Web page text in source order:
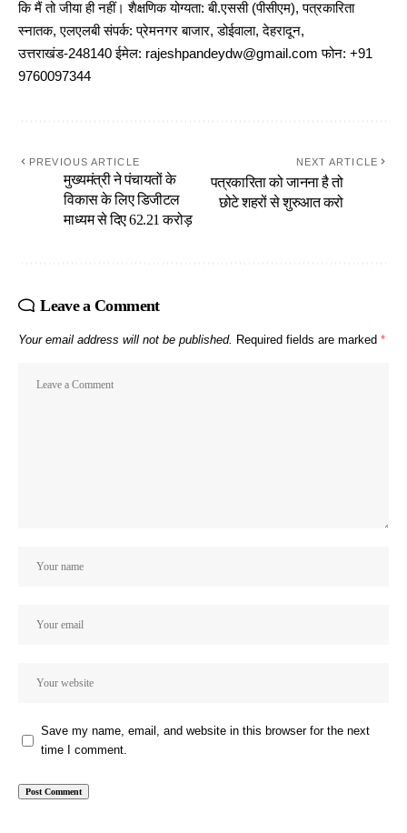
कि मैं तो जीया ही नहीं। शैक्षणिक योग्यता: बी.एससी (पीसीएम), पत्रकारिता
स्नातक, एलएलबी संपर्क: प्रेमनगर बाजार, डोईवाला, देहरादून,
उत्तराखंड-248140 ईमेल: rajeshpandeydw@gmail.com फोन: +91
9760097344
PREVIOUS ARTICLE
मुख्यमंत्री ने पंचायतों के
विकास के लिए डिजीटल
माध्यम से दिए 62.21 करोड़
NEXT ARTICLE
पत्रकारिता को जानना है तो
छोटे शहरों से शुरुआत करो
Leave a Comment
Your email address will not be published. Required fields are marked *
Save my name, email, and website in this browser for the next
time I comment.